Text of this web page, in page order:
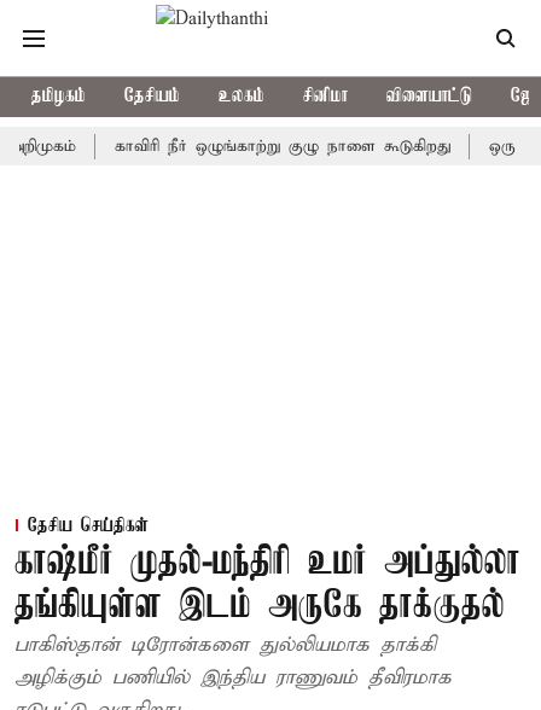
தமிழகம் தேசியம் உலகம் சினிமா விளையாட்டு
காவிரி நீர் ஒழுங்காற்று குழு நாளை கூடுகிறது ஒரு
தேசிய செய்திகள்
காஷ்மீர் முதல்-மந்திரி உமர் அப்துல்லா
தங்கியுள்ள இடம் அருகே தாக்குதல்
பாகிஸ்தான் டிரோன்களை துல்லியமாக தாக்கி
அழிக்கும் பணியில் இந்திய ராணுவம் தீவிரமாக